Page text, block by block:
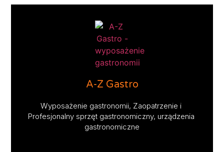
A-Z Gastro
Wyposażenie gastronomii, Zaopatrzenie i
Profesjonalny sprzęt gastronomiczny, urządzenia
gastronomiczne